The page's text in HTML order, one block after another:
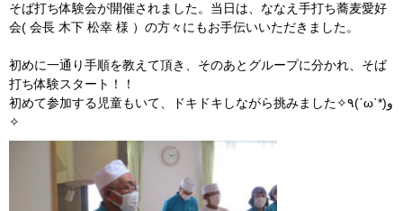
そば打ち体験会が開催されました。当日は、ななえ手打ち蕎麦愛好
会( 会長 木下 松幸 様 ）の方々にもお手伝いいただきました。
初めに一通り手順を教えて頂き、そのあとグループに分かれ、そば
打ち体験スタート！！
初めて参加する児童もいて、ドキドキしながら挑みました✧٩(ˊωˋ*)و
✧